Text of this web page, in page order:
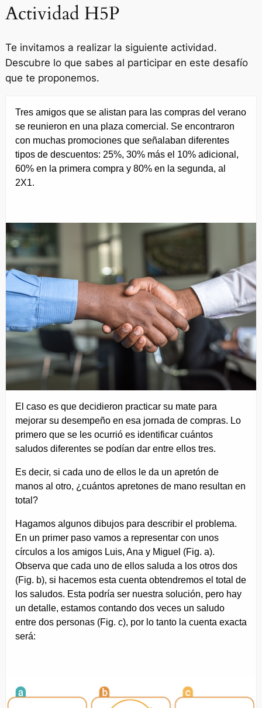
Actividad H5P
Te invitamos a realizar la siguiente actividad.
Descubre lo que sabes al participar en este desafío
que te proponemos.